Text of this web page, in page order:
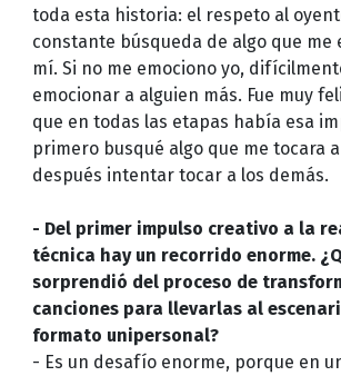
toda esta historia: el respeto al
constante búsqueda de algo que me
mí. Si no me emociono yo,
emocionar a alguien más. Fue muy
que en todas las etapas había esa
primero busqué algo que me tocara
después intentar tocar a los demás.
- Del primer impulso creativo a la
técnica hay un recorrido enorme.
sorprendió del proceso de
canciones para llevarlas al
formato unipersonal?
- Es un desafío enorme, porque en